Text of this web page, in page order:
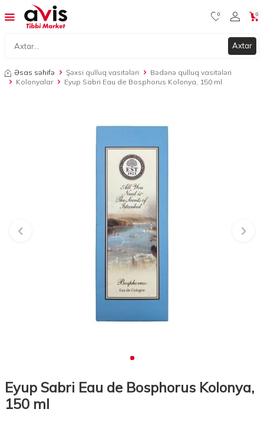
Axtar
0 0
Əsas səhifə Şəxsi qulluq vasitələri
Bədənə qulluq vasitələri
Kolonyalar
Eyup Sabri Eau de Bosphorus Kolonya, 150 ml
Eyup Sabri Eau de Bosphorus Kolonya,
150 ml